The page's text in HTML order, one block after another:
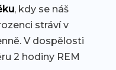
, kdy se náš
stráví v
V dospělosti
2 hodiny REM